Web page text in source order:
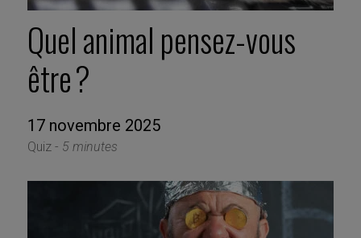
Quel animal pensez-vous
être ?
17 novembre 2025
Quiz - 5 minutes